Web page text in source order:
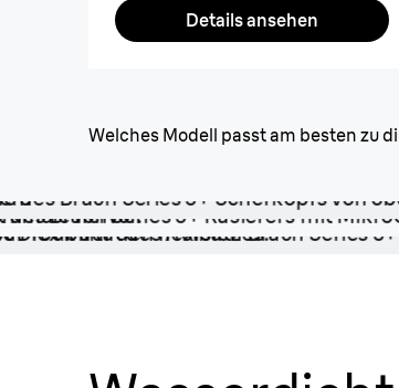
Details ansehen
Welches Modell passt am besten zu
2
Scherfolien
Rasur.